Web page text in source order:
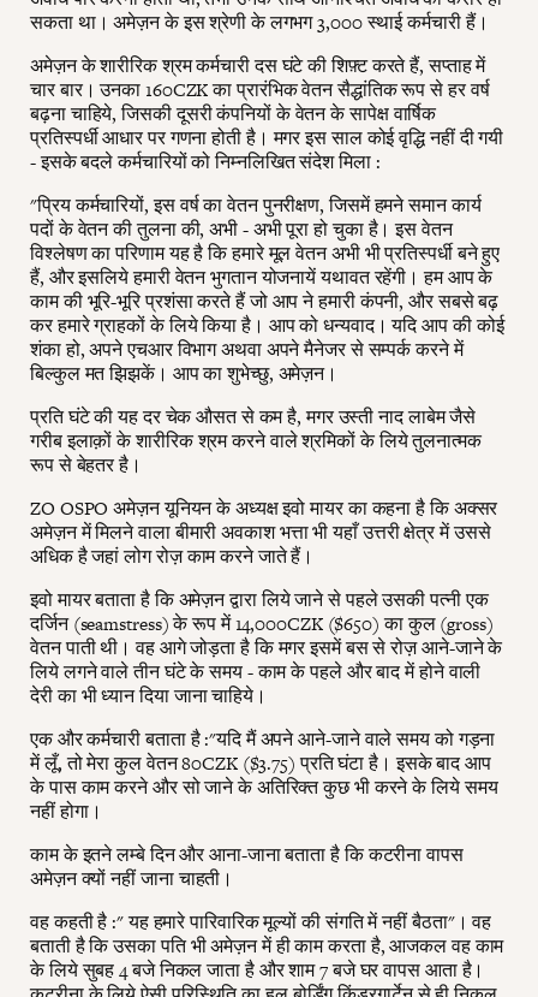
सकता था। अमेज़न के इस श्रेणी के लगभग 3,000 स्थाई कर्मचारी हैं।
अमेज़न के शारीरिक श्रम कर्मचारी दस घंटे की शिफ़्ट करते हैं, सप्ताह में
चार बार। उनका 160CZK का प्रारंभिक वेतन सैद्धांतिक रूप से हर वर्ष
बढ़ना चाहिये, जिसकी दूसरी कंपनियों के वेतन के सापेक्ष वार्षिक
प्रतिस्पर्धी आधार पर गणना होती है। मगर इस साल कोई वृद्धि नहीं दी गयी
- इसके बदले कर्मचारियों को निम्नलिखित संदेश मिला :
"प्रिय कर्मचारियों, इस वर्ष का वेतन पुनरीक्षण, जिसमें हमने समान कार्य
पदों के वेतन की तुलना की, अभी - अभी पूरा हो चुका है। इस वेतन
विश्लेषण का परिणाम यह है कि हमारे मूल वेतन अभी भी प्रतिस्पर्धी बने हुए
हैं, और इसलिये हमारी वेतन भुगतान योजनायें यथावत रहेंगी। हम आप के
काम की भूरि-भूरि प्रशंसा करते हैं जो आप ने हमारी कंपनी, और सबसे बढ़
कर हमारे ग्राहकों के लिये किया है। आप को धन्यवाद। यदि आप की कोई
शंका हो, अपने एचआर विभाग अथवा अपने मैनेजर से सम्पर्क करने में
बिल्कुल मत झिझकें। आप का शुभेच्छु, अमेज़न।
प्रति घंटे की यह दर चेक औसत से कम है, मगर उस्ती नाद लाबेम जैसे
गरीब इलाक़ों के शारीरिक श्रम करने वाले श्रमिकों के लिये तुलनात्मक
रूप से बेहतर है।
ZO OSPO अमेज़न यूनियन के अध्यक्ष इवो मायर का कहना है कि अक्सर
अमेज़न में मिलने वाला बीमारी अवकाश भत्ता भी यहाँ उत्तरी क्षेत्र में उससे
अधिक है जहां लोग रोज़ काम करने जाते हैं।
इवो मायर बताता है कि अमेज़न द्वारा लिये जाने से पहले उसकी पत्नी एक
दर्जिन (seamstress) के रूप में 14,000CZK ($650) का कुल (gross)
वेतन पाती थी। वह आगे जोड़ता है कि मगर इसमें बस से रोज़ आने-जाने के
लिये लगने वाले तीन घंटे के समय - काम के पहले और बाद में होने वाली
देरी का भी ध्यान दिया जाना चाहिये।
एक और कर्मचारी बताता है :"यदि मैं अपने आने-जाने वाले समय को गड़ना
में लूँ, तो मेरा कुल वेतन 80CZK ($3.75) प्रति घंटा है। इसके बाद आप
के पास काम करने और सो जाने के अतिरिक्त कुछ भी करने के लिये समय
नहीं होगा।
काम के इतने लम्बे दिन और आना-जाना बताता है कि कटरीना वापस
अमेज़न क्यों नहीं जाना चाहती।
वह कहती है :" यह हमारे पारिवारिक मूल्यों की संगति में नहीं बैठता"। वह
बताती है कि उसका पति भी अमेज़न में ही काम करता है, आजकल वह काम
के लिये सुबह 4 बजे निकल जाता है और शाम 7 बजे घर वापस आता है।